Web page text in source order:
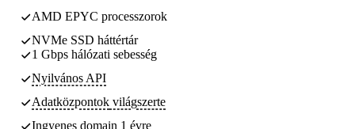
AMD EPYC processzorok
NVMe SSD háttértár
1 Gbps hálózati sebesség
Nyilvános API
Adatközpontok világszerte
Ingyenes domain 1 évre